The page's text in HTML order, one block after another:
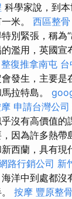
科學家說，到
米。 西區整骨
別緊張，稱為
濫用，英國
整復推拿南屯
發生，主要是
拉特島。
申請台灣公司
沒有高價值的
因為許多熱帶
西蘭，具有現
路行銷公司 新
洋中到處都沒
按摩 豐原整骨